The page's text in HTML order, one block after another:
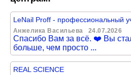
LeNail Proff - профессиональный
Анжелика Васильева 24.07.2026
Спасибо Вам за всё. ❤️ Вы
больше, чем просто ...
REAL SCIENCE